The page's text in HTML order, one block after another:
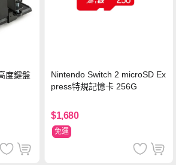
度鍵盤
Nintendo Switch 2 microSD Ex
press特規記憶卡 256G
$1,680
免運